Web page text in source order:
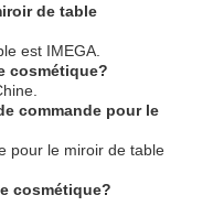
de table
est IMEGA.
cosmétique?
commande pour le
pour le miroir de table
cosmétique?